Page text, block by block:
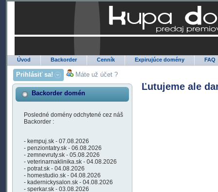
Úvod Backorder Cenník Expirujúce domény FAQ
Prihlásiť sa! Máte už účet ?
Backorder domén
Posledné domény odchytené cez náš
Backorder :
- kempuj.sk - 07.08.2026
- penziontatry.sk - 06.08.2026
- zemnevruty.sk - 05.08.2026
- veterinarnaklinika.sk - 04.08.2026
- potrat.sk - 04.08.2026
- homestudio.sk - 04.08.2026
- kadernickysalon.sk - 04.08.2026
- sperkar.sk - 03.08.2026
Ľutujeme ale